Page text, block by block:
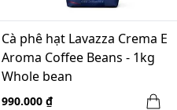
Cà phê hạt Lavazza Crema E
Aroma Coffee Beans - 1kg
Whole bean
990.000 ₫